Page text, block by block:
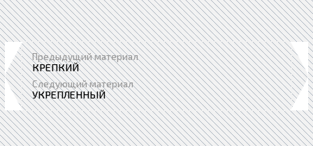
Предыдущий материал
КРЕПКИЙ
Следующий материал
УКРЕПЛЕННЫЙ